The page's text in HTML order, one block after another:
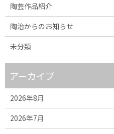
陶芸作品紹介
陶治からのお知らせ
未分類
アーカイブ
2026年8月
2026年7月